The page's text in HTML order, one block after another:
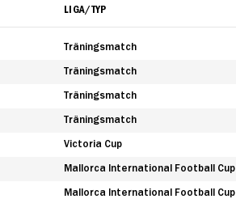
LIGA/TYP
Träningsmatch
Träningsmatch
Träningsmatch
Träningsmatch
Victoria Cup
Mallorca International Football Cup
Mallorca International Football Cup